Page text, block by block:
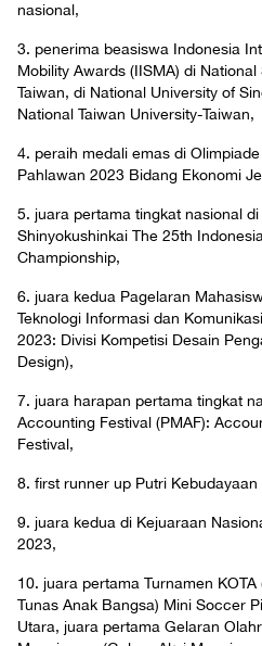
nasional,
3. penerima beasiswa Indonesia
Mobility Awards (IISMA) di
Taiwan, di National University of
National Taiwan University-Taiwan,
4. peraih medali emas di
Pahlawan 2023 Bidang Ekonomi
5. juara pertama tingkat nasional
Shinyokushinkai The 25th
Championship,
6. juara kedua Pagelaran
Teknologi Informasi dan
2023: Divisi Kompetisi Desain
Design),
7. juara harapan pertama tingkat
Accounting Festival (PMAF):
Festival,
8. first runner up Putri
9. juara kedua di Kejuaraan
2023,
10. juara pertama Turnamen
Tunas Anak Bangsa) Mini Soccer
Utara, juara pertama Gelaran